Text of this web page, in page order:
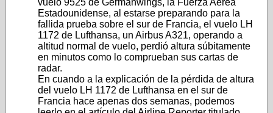
vuelo 9525 de Germanwings, la Fuerza Aérea
Estadounidense, al estarse preparando para la
fallida prueba sobre el sur de Francia, el vuelo LH
1172 de Lufthansa, un Airbus A321, operando a
altitud normal de vuelo, perdió altura súbitamente
en minutos como lo comprueban sus cartas de
radar.
En cuando a la explicación de la pérdida de altura
del vuelo LH 1172 de Lufthansa en el sur de
Francia hace apenas dos semanas, podemos